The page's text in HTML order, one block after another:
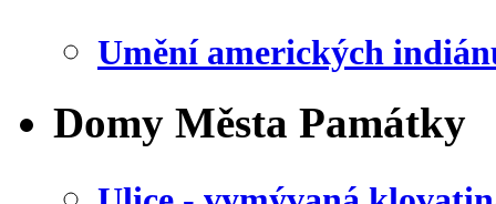
Umění amerických
Domy Města Památky